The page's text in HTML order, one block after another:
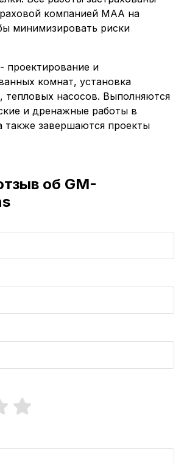
компанией MAA на
минимизировать риски
проектирование и
комнат, установка
тепловых насосов. Выполняются
и дренажные работы в
также завершаются проекты
об GM-